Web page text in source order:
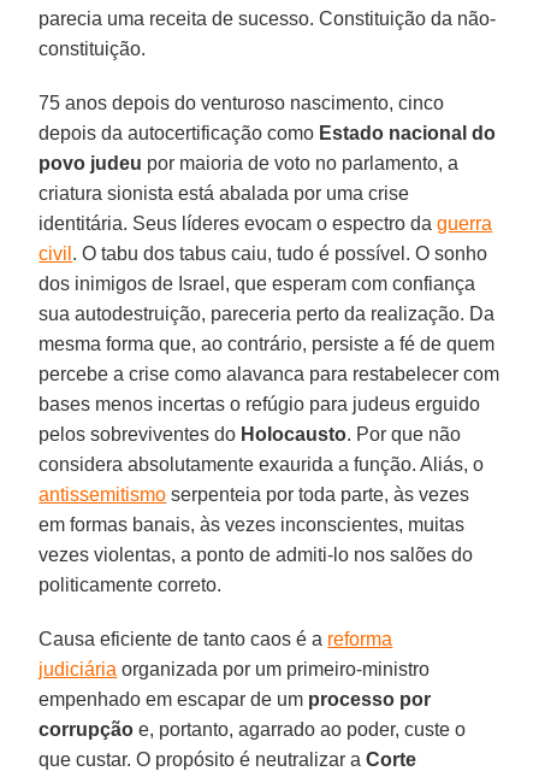
parecia uma receita de sucesso. Constituição da não-
constituição.
75 anos depois do venturoso nascimento, cinco
depois da autocertificação como Estado nacional do
povo judeu por maioria de voto no parlamento, a
criatura sionista está abalada por uma crise
identitária. Seus líderes evocam o espectro daguerra
civil . O tabu dos tabus caiu, tudo é possível. O sonho
dos inimigos de Israel, que esperam com confiança
sua autodestruição, pareceria perto da realização. Da
mesma forma que, ao contrário, persiste a fé de quem
percebe a crise como alavanca para restabelecer com
bases menos incertas o refúgio para judeus erguido
pelos sobreviventes do Holocausto. Por que não
considera absolutamente exaurida a função. Aliás, o
antissemitismo serpenteia por toda parte, às vezes
em formas banais, às vezes inconscientes, muitas
vezes violentas, a ponto de admiti-lo nos salões do
politicamente correto.
Causa eficiente de tanto caos é a reforma
judiciária organizada por um primeiro-ministro
empenhado em escapar de um processo por
corrupção e, portanto, agarrado ao poder, custe o
que custar. O propósito é neutralizar aCorte